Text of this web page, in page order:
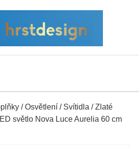
/Osvětlení / Svítidla / Zlaté
světlo Nova Luce Aurelia 60 cm